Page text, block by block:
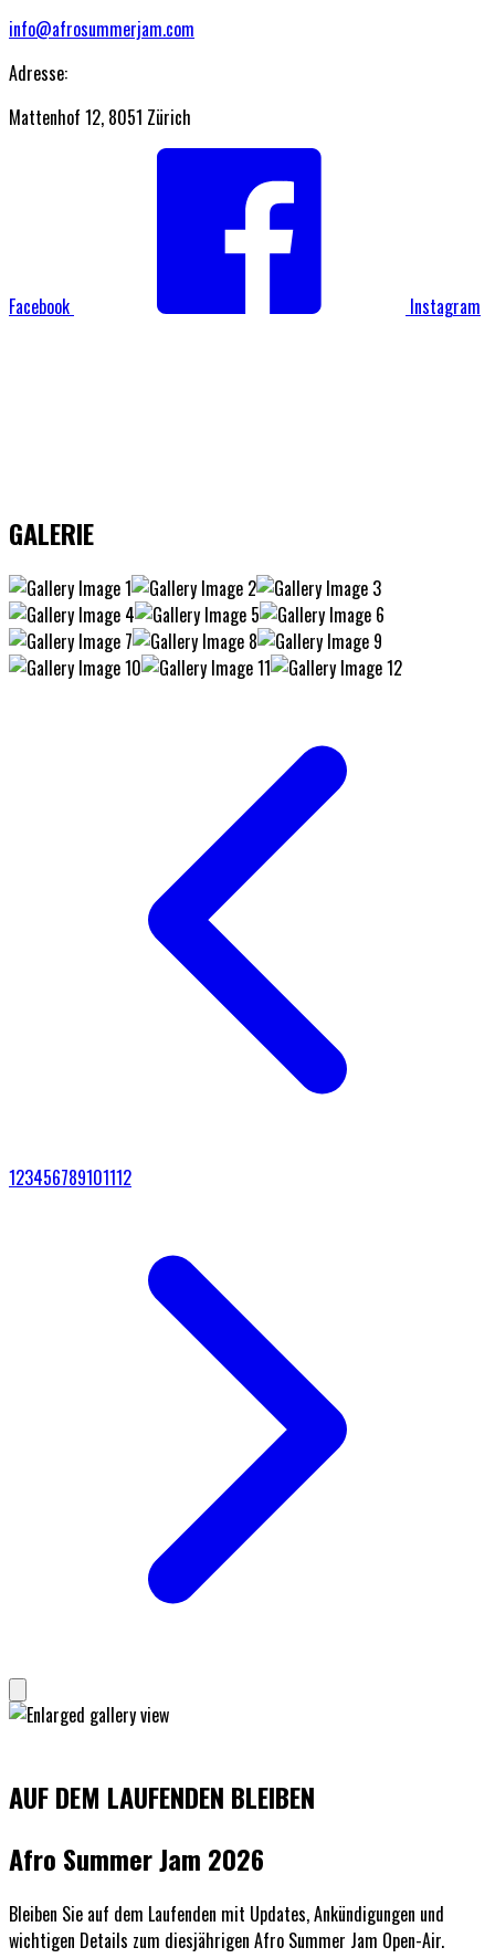
info@afrosummerjam.com
Adresse:
Mattenhof 12, 8051 Zürich
Facebook Instagram
GALERIE
123456789101112
AUF DEM LAUFENDEN BLEIBEN
Afro Summer Jam 2026
Bleiben Sie auf dem Laufenden mit Updates, Ankündigungen und
wichtigen Details zum diesjährigen Afro Summer Jam Open-Air.